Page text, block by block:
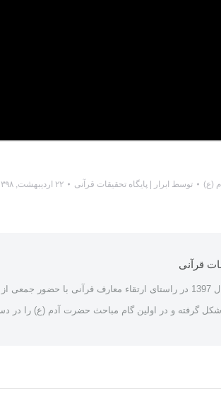
(ع) توسط ابرار | پایگاه تحقیقات قرآنی ۲۲ اردیبهشت, ۱۳۹۸
قرآنی
گروه تحقیقات قرآنی ابرار از سال 1397 در راستای ارتقاء معارف قرآنی
گرفته و در اولین گام مباحث حضرت آدم (ع) را در